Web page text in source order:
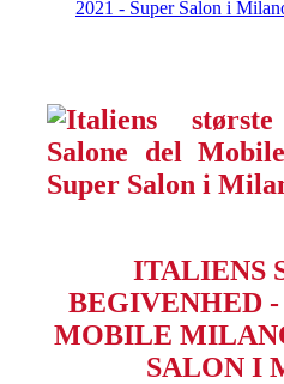
2021 - Super Salon i
ITALIENS
BEGIVENHED
MOBILE
SALON I